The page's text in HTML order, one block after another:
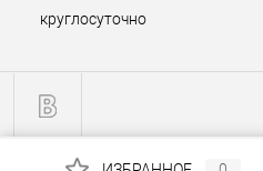
круглосуточно